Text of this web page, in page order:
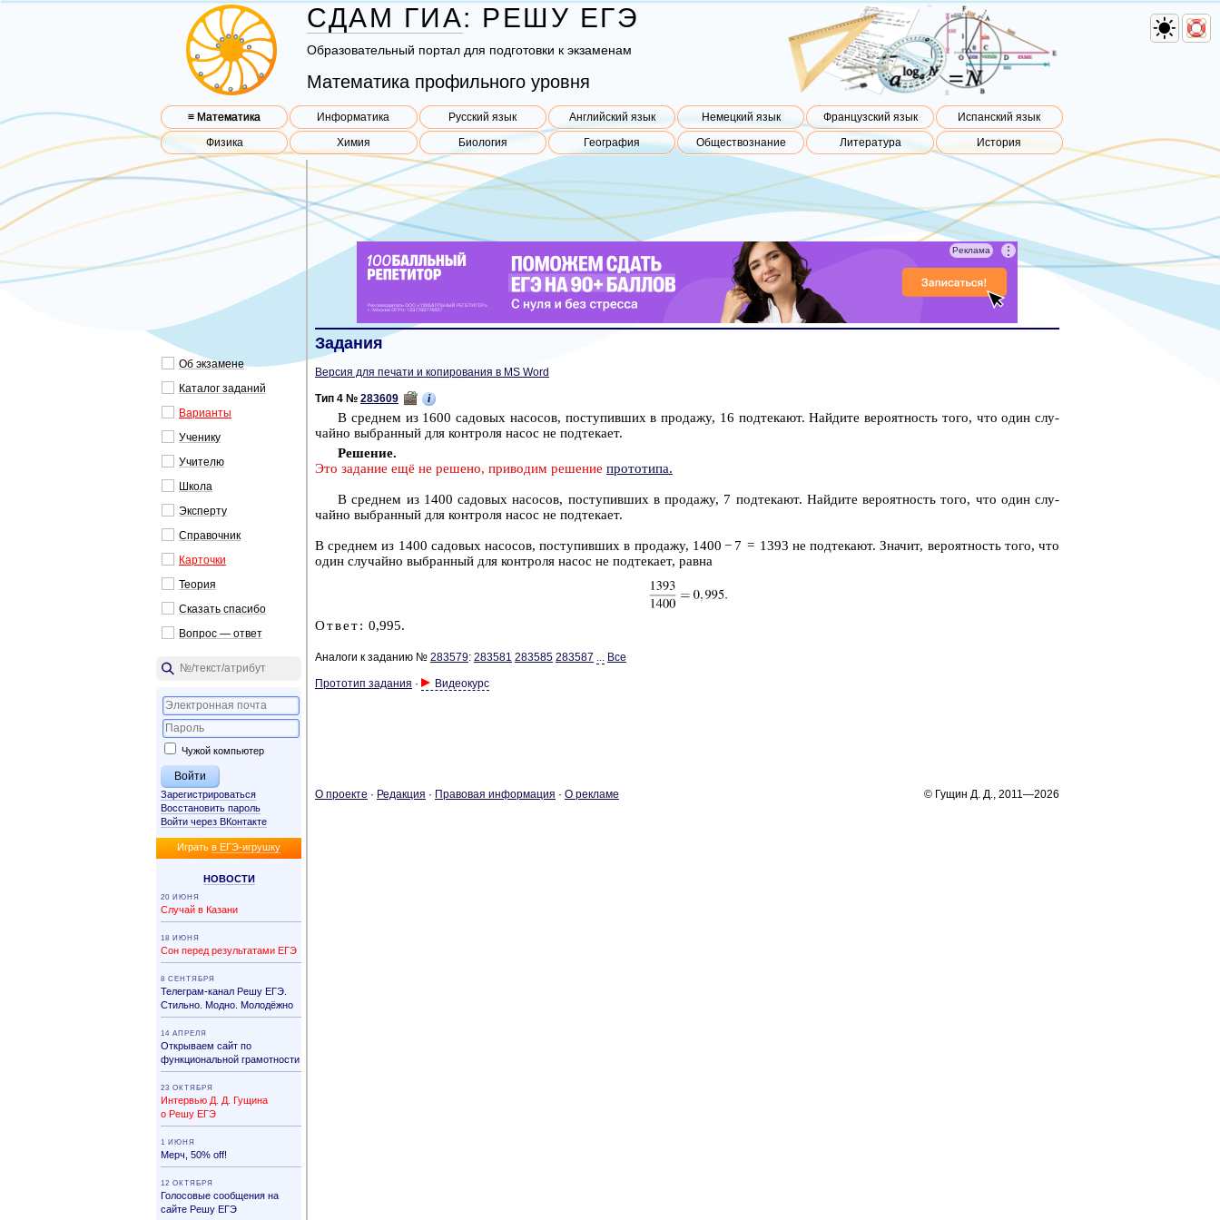
СДАМ ГИА: РЕШУ ЕГЭ
Об­ра­зо­ва­тель­ный пор­тал для под­го­тов­ки к эк­за­ме­нам
Математика профильного уровня
≡ Математика Информатика Русский язык Английский язык Немецкий язык Французский язык
Испанский язык
Физика
Химия Биология География Обществознание Литература История
Об эк­за­ме­не
Ка­та­лог за­да­ний
Ва­ри­ан­ты
Уче­ни­ку
Учи­те­лю
Школа
Экс­пер­ту
Спра­воч­ник
Кар­точ­ки
Тео­рия
Ска­зать спа­си­бо
Во­прос — ответ
Чужой компьютер
Зарегистрироваться
Восстановить пароль
Войти через ВКонтакте
Иг­рать в ЕГЭ-иг­руш­ку
НО­ВО­СТИ
20 ИЮНЯ
Случай в Казани
18 ИЮНЯ
Сон перед результатами ЕГЭ
8 СЕНТЯБРЯ
Телеграм-канал Решу ЕГЭ.
Стильно. Модно. Молодёжно
14 АПРЕЛЯ
Открываем сайт по
функциональной грамотности
23 ОКТЯБРЯ
Интервью Д. Д. Гущина
о Решу ЕГЭ
1 ИЮНЯ
Мерч, 50% off!
12 ОКТЯБРЯ
Голосовые сообщения на
сайте Решу ЕГЭ
⋮
Реклама
Задания
Версия для печати и копирования в MS Word
Тип 4 № 283609 i
В сред­нем из 1600 са­до­вых на­со­сов, по­сту­пив­ших в про­да­жу, 16 под­те­ка­ют. Най­ди­те ве­ро­ят­ность того, что один слу­
чай­но вы­бран­ный для кон­тро­ля насос не под­те­ка­ет.
Ре­ше­ние.
Это за­да­ние ещё не ре­ше­но, при­во­дим ре­ше­ние про­то­ти­па.
В сред­нем из 1400 са­до­вых на­со­сов, по­сту­пив­ших в про­да­жу, 7 под­те­ка­ют. Най­ди­те ве­ро­ят­ность того, что один слу­
чай­но вы­бран­ный для кон­тро­ля насос не под­те­ка­ет.
В сред­нем из 1400 са­до­вых на­со­сов, по­сту­пив­ших в про­да­жу, 1400 − 7 = 1393 не под­те­ка­ют. Зна­чит, ве­ро­ят­ность того, что
один слу­чай­но вы­бран­ный для кон­тро­ля насос не под­те­ка­ет, равна
Ответ: 0,995.
Аналоги к заданию № 283579: 283581 283585 283587 ... Все
Прототип задания · Видеокурс
О про­ек­те · Ре­дак­ция · Пра­во­вая ин­фор­ма­ция · О ре­кла­ме © Гущин Д. Д., 2011—2026